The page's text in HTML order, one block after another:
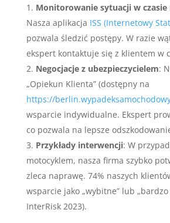
Monitorowanie sytuacji w czasie
Nasza aplikacja ISS (Internetowy
pozwala śledzić postępy. W razie
ekspert kontaktuje się z klientem w
Negocjacje z ubezpieczycielem:
„Opiekun Klienta” (dostępny na
https://
wsparcie indywidualne. Ekspert
co pozwala na lepsze
Przykłady interwencji: W
motocyklem, nasza firma szybko
zleca naprawę. 74% naszych
wsparcie jako „wybitne” lub
InterRisk 2023).